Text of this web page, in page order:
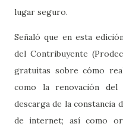
lugar seguro.
Señaló que en esta
del Contribuyente
gratuitas sobre cómo
como la renovación
descarga de la constancia
de internet; así como